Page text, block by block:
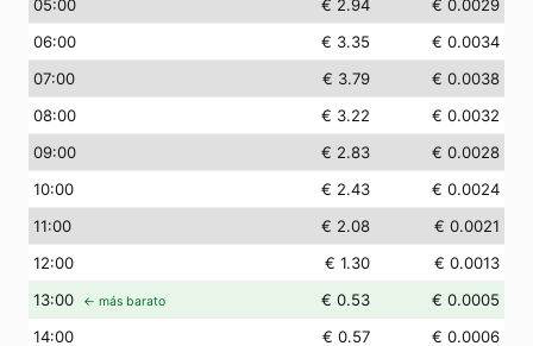
05:00 € 2.94
€ 0.0029
06:00 € 3.35
€ 0.0034
07:00 € 3.79
€ 0.0038
08:00 € 3.22
€ 0.0032
09:00 € 2.83
€ 0.0028
10:00 € 2.43
€ 0.0024
11:00 € 2.08
€ 0.0021
12:00 € 1.30
€ 0.0013
13:00 ← más barato € 0.53
€ 0.0005
14:00 € 0.57
€ 0.0006